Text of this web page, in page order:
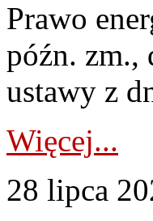
Prawo
późn. zm.,
ustawy z
Więcej...
28 lipca